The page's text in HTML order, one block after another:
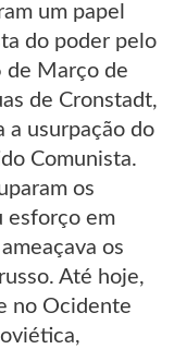
um papel
do poder pelo
de Março de
de Cronstadt,
a usurpação do
Comunista.
os
esforço em
os
Até hoje,
no Ocidente